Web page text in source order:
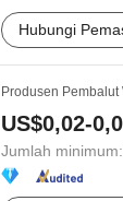
Hubungi
Produsen
US$0,02-
Jumlah minimum: